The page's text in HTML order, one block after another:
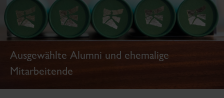
Ausgewählte Alumni und ehemalige
Mitarbeitende